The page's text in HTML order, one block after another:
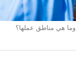
وما هي مناطق عملها؟